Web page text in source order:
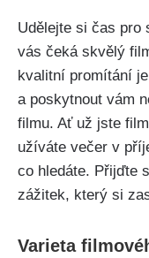
Udělejte si čas pro
vás čeká skvělý
kvalitní promítání
a poskytnout vám
filmu. Ať už jste
užíváte večer v
co hledáte. Přijďte
zážitek, který si
Varieta